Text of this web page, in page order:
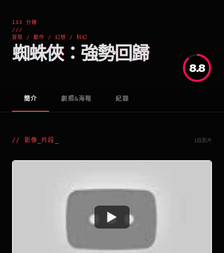
133 分鐘
///
冒險 / 動作 / 幻想 / 科幻
蜘蛛俠：強勢回歸
8.8
簡介 劇照&海報 紀錄
// 影像_片段 1段影片
Watch